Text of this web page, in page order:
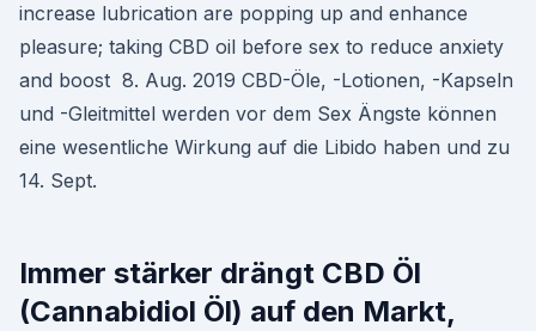
increase lubrication are popping up and enhance
pleasure; taking CBD oil before sex to reduce anxiety
and boost 8. Aug. 2019 CBD-Öle, -Lotionen, -Kapseln
und -Gleitmittel werden vor dem Sex Ängste können
eine wesentliche Wirkung auf die Libido haben und zu
14. Sept.
Immer stärker drängt CBD Öl
(Cannabidiol Öl) auf den Markt,